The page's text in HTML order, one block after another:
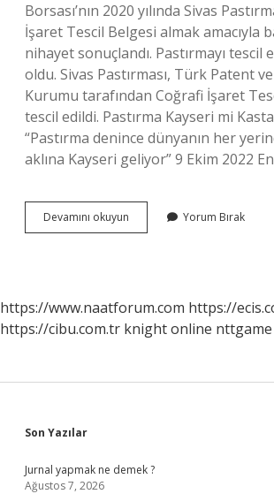
Borsası’nın 2020 yılında Sivas
İşaret Tescil Belgesi almak amacıyla
nihayet sonuçlandı. Pastırmayı tescil
oldu. Sivas Pastırması, Türk Patent
Kurumu tarafından Coğrafi İşaret
tescil edildi. Pastırma Kayseri mi
“Pastırma denince dünyanın her
aklına Kayseri geliyor” 9 Ekim 2022
Devamını okuyun Pastırma
Hangi
Yorum Bırak
https://www.naatforum.com https://
https://cibu.com.tr knight online nttgame
Sidebar
Son Yazılar
Jurnal yapmak ne demek ?
Ağustos 7, 2026